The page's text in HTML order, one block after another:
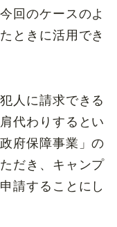
回のケースのよ
ときに活用でき
人に請求できる
代わりするとい
府保障事業」の
だき、キャンプ
請することにし